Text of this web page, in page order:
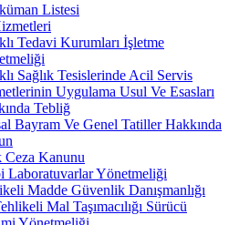
Listesi
Tedavi Kurumları İşletme
Sağlık Tesislerinde Acil Servis
Uygulama Usul Ve Esasları
Tebliğ
Bayram Ve Genel Tatiller Hakkında
Ceza Kanunu
Laboratuvarlar Yönetmeliği
Madde Güvenlik Danışmanlığı
Mal Taşımacılığı Sürücü